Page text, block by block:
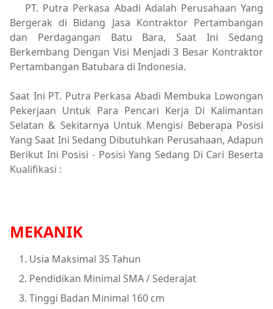
PT. Putra Perkasa Abadi Adalah Perusahaan Yang
Bergerak di Bidang Jasa Kontraktor Pertambangan
dan Perdagangan Batu Bara, Saat Ini Sedang
Berkembang Dengan Visi Menjadi 3 Besar Kontraktor
Pertambangan Batubara di Indonesia.
Saat Ini PT. Putra Perkasa Abadi Membuka Lowongan
Pekerjaan Untuk Para Pencari Kerja Di Kalimantan
Selatan & Sekitarnya Untuk Mengisi Beberapa Posisi
Yang Saat Ini Sedang Dibutuhkan Perusahaan, Adapun
Berikut Ini Posisi - Posisi Yang Sedang Di Cari Beserta
Kualifikasi :
MEKANIK
Usia Maksimal 35 Tahun
Pendidikan Minimal SMA / Sederajat
Tinggi Badan Minimal 160 cm